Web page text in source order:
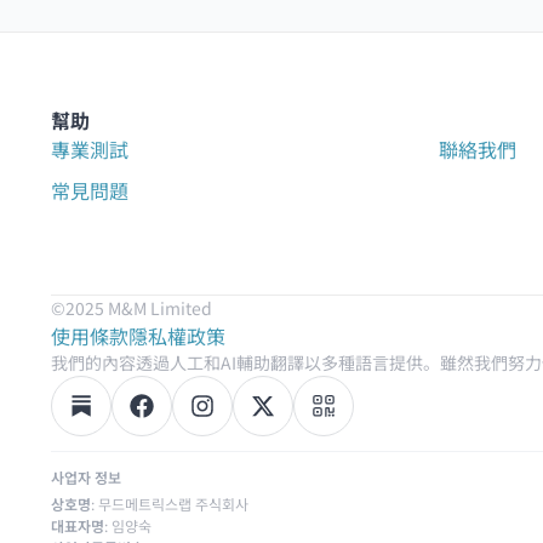
幫助
專業測試
聯絡我們
常見問題
©2025 M&M Limited
使用條款隱私權政策
我們的內容透過人工和AI輔助翻譯以多種語言提供。雖然我們努
사업자 정보
상호명: 무드메트릭스랩 주식회사
대표자명: 임양숙